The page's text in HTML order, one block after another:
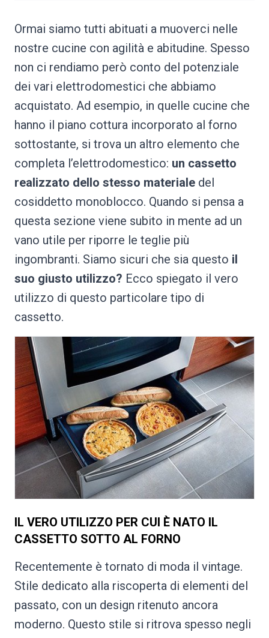
Ormai siamo tutti abituati a muoverci nelle
nostre cucine con agilità e abitudine. Spesso
non ci rendiamo però conto del potenziale
dei vari elettrodomestici che abbiamo
acquistato. Ad esempio, in quelle cucine che
hanno il piano cottura incorporato al forno
sottostante, si trova un altro elemento che
completa l’elettrodomestico: un cassetto
realizzato dello stesso materiale del
cosiddetto monoblocco. Quando si pensa a
questa sezione viene subito in mente ad un
vano utile per riporre le teglie più
ingombranti. Siamo sicuri che sia questo il
suo giusto utilizzo? Ecco spiegato il vero
utilizzo di questo particolare tipo di
cassetto.
IL VERO UTILIZZO PER CUI È NATO IL
CASSETTO SOTTO AL FORNO
Recentemente è tornato di moda il vintage.
Stile dedicato alla riscoperta di elementi del
passato, con un design ritenuto ancora
moderno. Questo stile si ritrova spesso negli